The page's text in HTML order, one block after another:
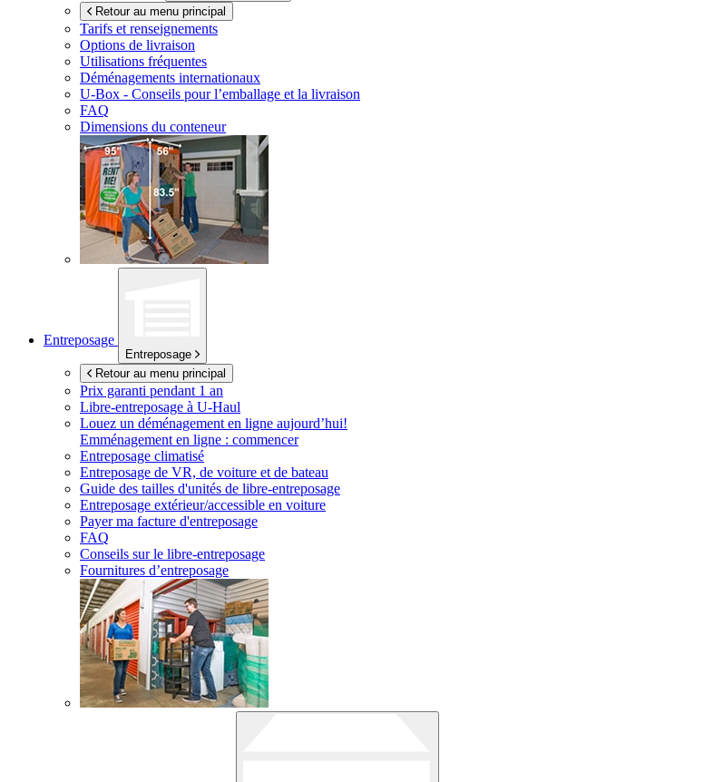
Retour au menu principal
Tarifs et renseignements
Options de livraison
Utilisations fréquentes
Déménagements internationaux
U-Box - Conseils pour l’emballage et la livraison
FAQ
Dimensions du conteneur
Entreposage
Entreposage
Retour au menu principal
Prix garanti pendant 1 an
Libre-entreposage à U-Haul
Louez un déménagement en ligne aujourd’hui!
Emménagement en ligne : commencer
Entreposage climatisé
Entreposage de VR, de voiture et de bateau
Guide des tailles d'unités de libre-entreposage
Entreposage extérieur/accessible en voiture
Payer ma facture d'entreposage
FAQ
Conseils sur le libre-entreposage
Fournitures d’entreposage